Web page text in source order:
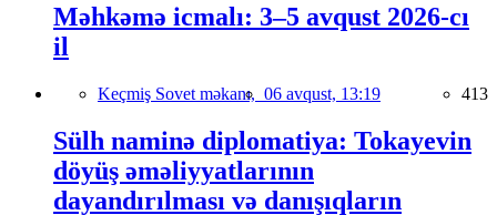
Məhkəmə icmalı: 3–5 avqust 2026-cı
il
Keçmiş Sovet məkanı, 06 avqust, 13:19 413
Sülh naminə diplomatiya: Tokayevin
döyüş əməliyyatlarının
dayandırılması və danışıqların